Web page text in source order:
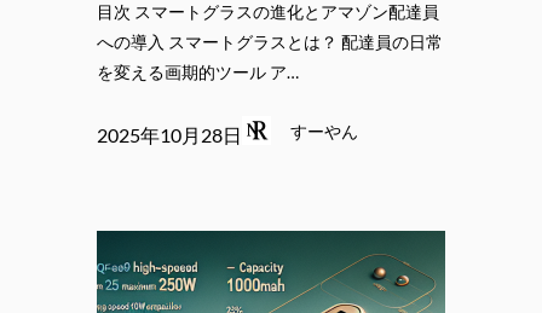
目次 スマートグラスの進化とアマゾン配達員
への導入 スマートグラスとは？ 配達員の日常
を変える画期的ツール ア…
2025年10月28日 すーやん